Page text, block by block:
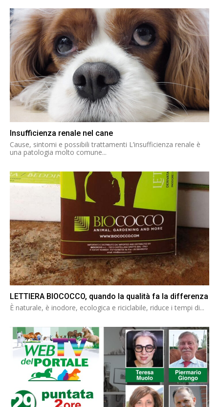
Insufficienza renale nel cane
Cause, sintomi e possibili trattamenti L’insufficienza renale è
una patologia molto comune...
LETTIERA BIOCOCCO, quando la qualità fa la differenza
È naturale, è inodore, ecologica e riciclabile, riduce i tempi di...